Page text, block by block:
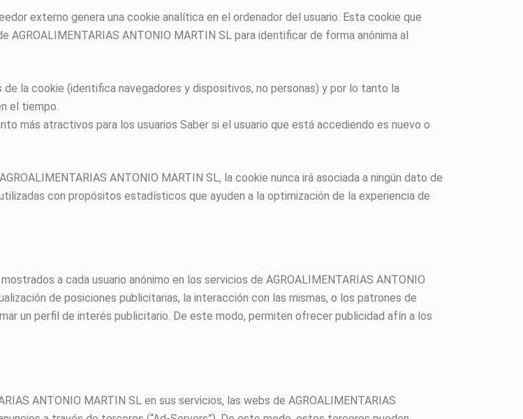
externo genera una cookie analítica en el ordenador del usuario. Esta cookie que
ANTONIO MARTIN SL para identificar de forma anónima al
la cookie (identifica navegadores y dispositivos, no personas) y por lo tanto la
el tiempo.
más atractivos para los usuarios Saber si el usuario que está accediendo es nuevo o
ANTONIO MARTIN SL, la cookie nunca irá asociada a ningún dato de
con propósitos estadísticos que ayuden a la optimización de la experiencia de
a cada usuario anónimo en los servicios de AGROALIMENTARIAS ANTONIO
de posiciones publicitarias, la interacción con las mismas, o los patrones de
un perfil de interés publicitario. De este modo, permiten ofrecer publicidad afín a los
ANTONIO MARTIN SL en sus servicios, las webs de AGROALIMENTARIAS